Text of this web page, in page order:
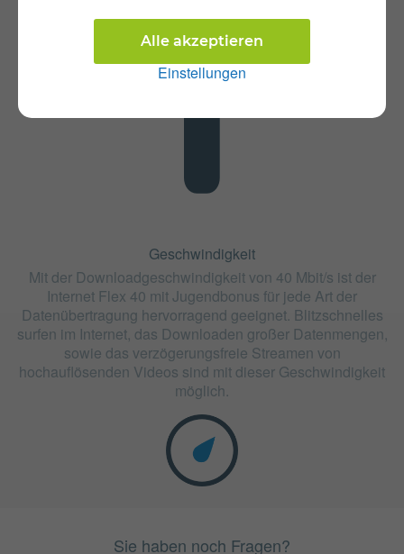
Einstellungen
Alle akzeptieren
SIM-Karte von Magenta auch in Tablets verwendet
werden.
Geschwindigkeit
Mit der Downloadgeschwindigkeit von 40 Mbit/s ist der
Internet Flex 40 mit Jugendbonus für jede Art der
Datenübertragung hervorragend geeignet. Blitzschnelles
surfen im Internet, das Downloaden großer Datenmengen,
sowie das verzögerungsfreie Streamen von
hochauflösenden Videos sind mit dieser Geschwindigkeit
möglich.
Sie haben noch Fragen?